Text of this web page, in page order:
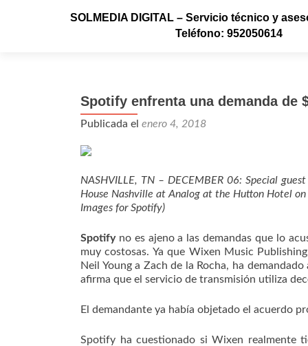
SOLMEDIA DIGITAL – Servicio técnico y
Teléfono: 952050614
Spotify enfrenta una demanda de
Publicada el enero 4, 2018
NASHVILLE, TN – DECEMBER 06: Special
House Nashville at Analog at the Hutton Hotel
Images for Spotify)
Spotifyno es ajeno a las demandas que lo
muy costosas. Ya que Wixen Music
Neil Young a Zach de la Rocha, ha
afirma que el servicio de transmisión utiliza
El demandante ya había objetado el acuerdo
Spotify ha cuestionado si Wixen realmente